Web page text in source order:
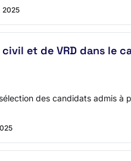
2025
et de VRD dans le
des candidats admis